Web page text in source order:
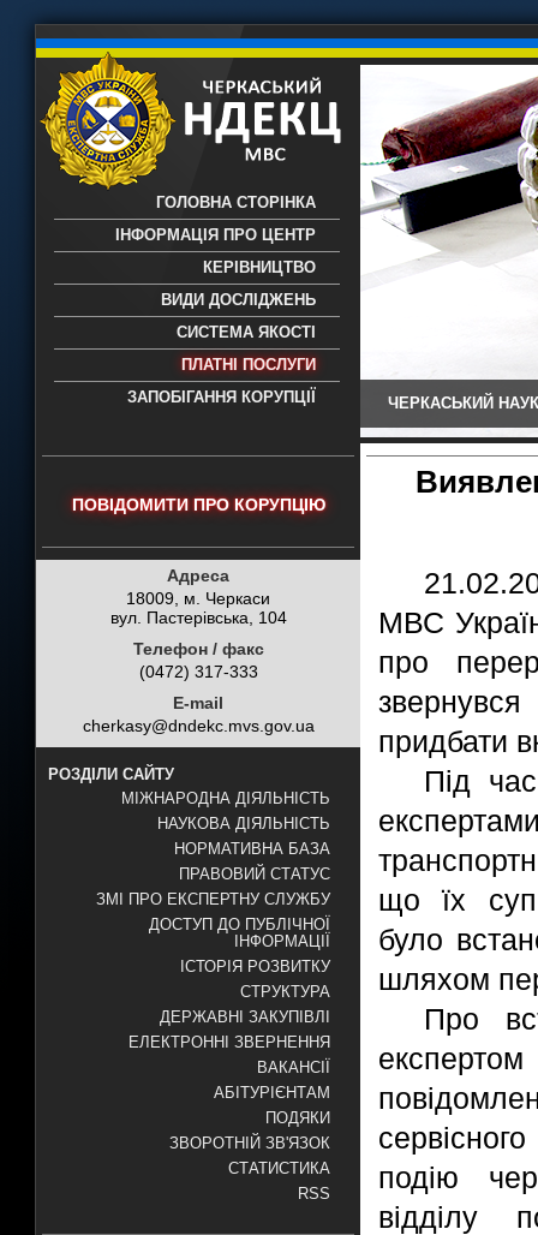
науково-дослідний експертно-
- проведення всих видів судових
експертиз
ГОЛОВНА СТОРІНКА
ІНФОРМАЦІЯ ПРО ЦЕНТР
КЕРІВНИЦТВО
ВИДИ ДОСЛІДЖЕНЬ
СИСТЕМА ЯКОСТІ
ПЛАТНІ ПОСЛУГИ
ЗАПОБІГАННЯ КОРУПЦІЇ
ЧЕРКАСЬКИЙ
ПОВІДОМИТИ ПРО КОРУПЦІЮ
Адреса
18009, м. Черкаси
вул. Пастерівська, 104
Телефон / факс
(0472) 317-333
E-mail
cherkasy@dndekc.mvs.gov.ua
РОЗДІЛИ САЙТУ
МІЖНАРОДНА ДІЯЛЬНІСТЬ
НАУКОВА ДІЯЛЬНІСТЬ
НОРМАТИВНА БАЗА
ПРАВОВИЙ СТАТУС
ЗМІ ПРО ЕКСПЕРТНУ СЛУЖБУ
ДОСТУП ДО ПУБЛІЧНОЇ
ІНФОРМАЦІЇ
ІСТОРІЯ РОЗВИТКУ
СТРУКТУРА
ДЕРЖАВНІ ЗАКУПІВЛІ
ЕЛЕКТРОННІ ЗВЕРНЕННЯ
ВАКАНСІЇ
АБІТУРІЄНТАМ
ПОДЯКИ
ЗВОРОТНІЙ ЗВ'ЯЗОК
СТАТИСТИКА
RSS
МВС
про
придбати
Під
що їх
було
шляхом
Про
подію
відділу